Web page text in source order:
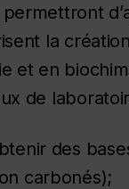
la
et en
de
des
carbonés);